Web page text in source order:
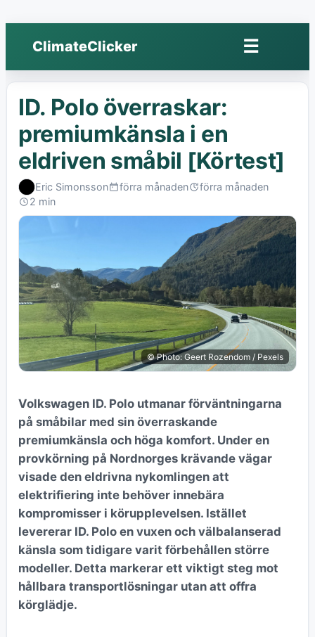
ClimateClicker ☰Öppna
meny
ID. Polo överraskar:
premiumkänsla i en
eldriven småbil [Körtest]
Eric SimonssonPublished:
förra månadenLastförra månaden
Read:2 min
© Photo: Geert Rozendom / Pexels
Volkswagen ID. Polo utmanar förväntningarna
på småbilar med sin överraskande
premiumkänsla och höga komfort. Under en
provkörning på Nordnorges krävande vägar
visade den eldrivna nykomlingen att
elektrifiering inte behöver innebära
kompromisser i körupplevelsen. Istället
levererar ID. Polo en vuxen och välbalanserad
känsla som tidigare varit förbehållen större
modeller. Detta markerar ett viktigt steg mot
hållbara transportlösningar utan att offra
körglädje.